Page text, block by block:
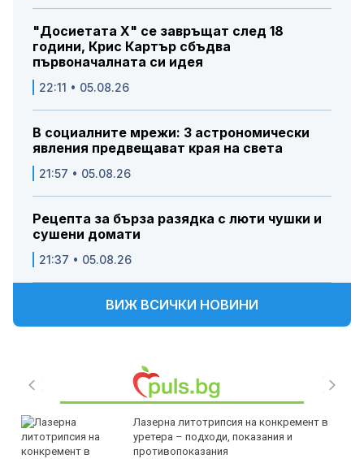
"Досиетата Х" се завръщат след 18
години, Крис Картър сбъдва
първоначалната си идея
22:11 • 05.08.26
В социалните мрежи: 3 астрономически
явления предвещават края на света
21:57 • 05.08.26
Рецепта за бърза разядка с люти чушки и
сушени домати
21:37 • 05.08.26
ВИЖ ВСИЧКИ НОВИНИ
Лазерна литотрипсия на конкремент в
уретера – подходи, показания и
противопоказания